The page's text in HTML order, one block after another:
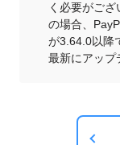
く必要がご
の場合、
が3.64.0以降
最新にアップ